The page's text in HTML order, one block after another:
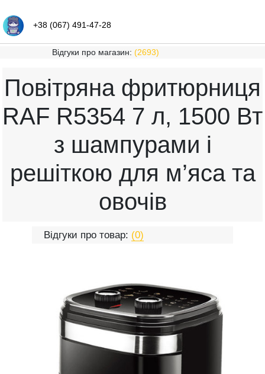
+38 (067) 491-47-28
Відгуки про магазин: (2693)
Повітряна фритюрниця
RAF R5354 7 л, 1500 Вт
з шампурами і
решіткою для м’яса та
овочів
Відгуки про товар: (0)